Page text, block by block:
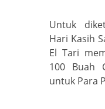
Untuk
Hari Kasih
El Tari
100 Buah
untuk Para